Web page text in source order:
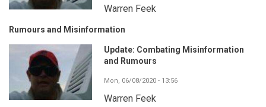
Warren Feek
Rumours and Misinformation
Update: Combating Misinformation
and Rumours
Mon, 06/08/2020 - 13:56
Warren Feek